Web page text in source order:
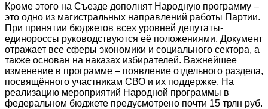
Кроме этого на Съезде дополнят Народную программу –
это одно из магистральных направлений работы Партии.
При принятии бюджетов всех уровней депутаты-
единороссы руководствуются её положениями. Документ
отражает все сферы экономики и социального сектора, а
также основан на наказах избирателей. Важнейшее
изменение в программе – появление отдельного раздела,
посвящённого участникам СВО и их поддержке. На
реализацию мероприятий Народной программы в
федеральном бюджете предусмотрено почти 15 трлн руб.